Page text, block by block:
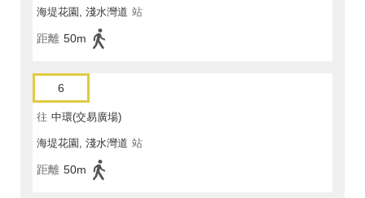
海堤花園, 淺水灣道 站
距離 50m
6
往 中環(交易廣場)
海堤花園, 淺水灣道 站
距離 50m